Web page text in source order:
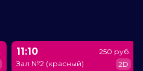
11:10
Зал №2 (красный)
250 руб.
2D